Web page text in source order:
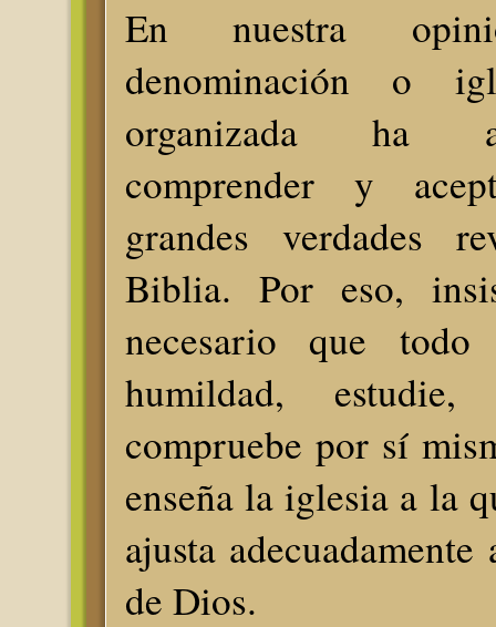
En nuestra
denominación o
organizada ha
comprender y
grandes verdades
Biblia. Por eso,
necesario que todo
humildad,
compruebe por sí
enseña la iglesia a la
ajusta
de Dios.